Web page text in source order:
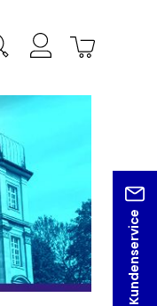
Kundenservice